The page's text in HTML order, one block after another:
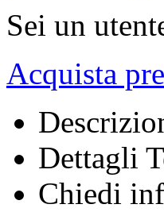
Sei un
Acquista
Dettagli
Chiedi